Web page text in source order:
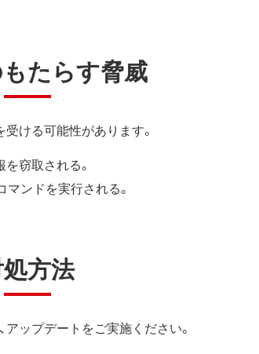
たらす脅威
ける可能性があります。
窃取される。
ンドを実行される。
方法
ップデートをご実施ください。